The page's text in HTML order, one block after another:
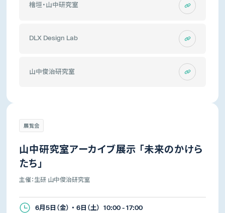
檜垣・山中研究室
DLX Design Lab
山中俊治研究室
展覧会
山中研究室アーカイブ展示 「未来のかけら
たち」
主催：生研 山中俊治研究室
6月5日（金） ・ 6日（土） 10:00 - 17:00